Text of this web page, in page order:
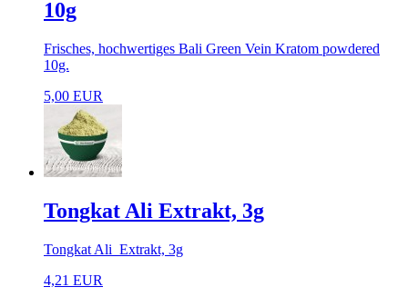
10g
Frisches, hochwertiges Bali Green Vein Kratom powdered
10g.
5,00 EUR
Tongkat Ali Extrakt, 3g
Tongkat Ali Extrakt, 3g
4,21 EUR